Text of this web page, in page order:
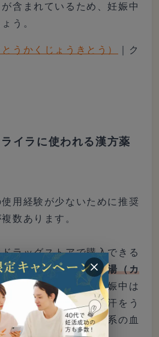
含まれているため、妊娠中
う。
うかくじょうきとう）
｜ク
イラに使われる漢方薬
用経験が少ないために推奨
数あります。
ラッグストアで購入できる
リュウトウ）や葛根湯（カ
用経験が少ないため妊娠中は
薬です。どちらも発汗をう
いるため、胎児胎盤系の血